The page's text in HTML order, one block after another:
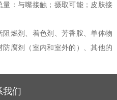
：与嘴接触；摄取可能；皮肤接
燃剂、着色剂、芳香胺、单体物
腐剂（室内和室外的）、其他的
我们